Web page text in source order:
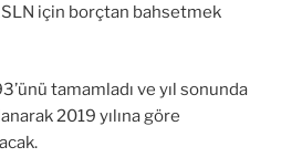
için borçtan bahsetmek
tamamladı ve yıl sonunda
2019 yılına göre